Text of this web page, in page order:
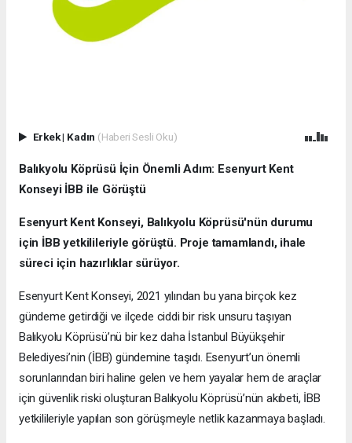
Erkek| Kadın (Haberi Sesli Oku)
Balıkyolu Köprüsü İçin Önemli Adım: Esenyurt Kent
Konseyi İBB ile Görüştü
Esenyurt Kent Konseyi, Balıkyolu Köprüsü'nün durumu
için İBB yetkilileriyle görüştü. Proje tamamlandı, ihale
süreci için hazırlıklar sürüyor.
Esenyurt Kent Konseyi, 2021 yılından bu yana birçok kez
gündeme getirdiği ve ilçede ciddi bir risk unsuru taşıyan
Balıkyolu Köprüsü’nü bir kez daha İstanbul Büyükşehir
Belediyesi’nin (İBB) gündemine taşıdı. Esenyurt’un önemli
sorunlarından biri haline gelen ve hem yayalar hem de araçlar
için güvenlik riski oluşturan Balıkyolu Köprüsü’nün akıbeti, İBB
yetkilileriyle yapılan son görüşmeyle netlik kazanmaya başladı.